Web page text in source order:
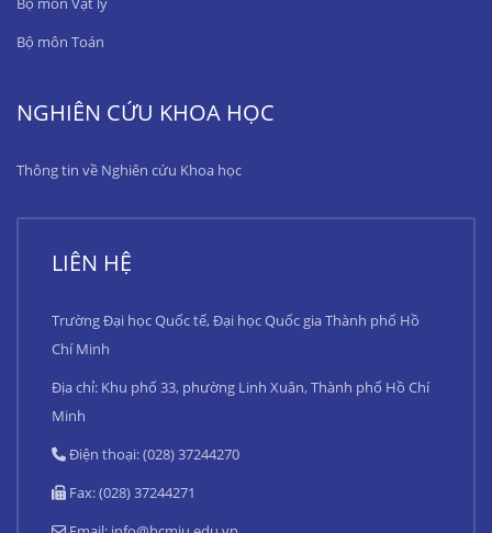
Bộ môn Toán
NGHIÊN CỨU KHOA HỌC
Thông tin về Nghiên cứu Khoa học
LIÊN HỆ
Trường Đại học Quốc tế, Đại học Quốc gia Thành phố Hồ
Chí Minh
Địa chỉ: Khu phố 33, phường Linh Xuân, Thành phố Hồ Chí
Minh
Điện thoại: (028) 37244270
Fax: (028) 37244271